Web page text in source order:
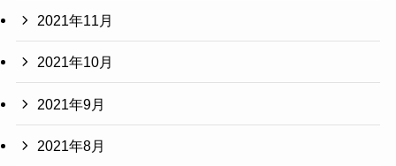
2021年11月
2021年10月
2021年9月
2021年8月